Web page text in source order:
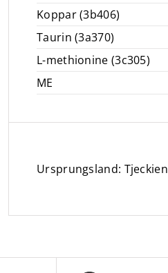
Koppar (3b406)
Taurin (3a370)
L-methionine (3c305)
ME
Ursprungsland: Tjeckien